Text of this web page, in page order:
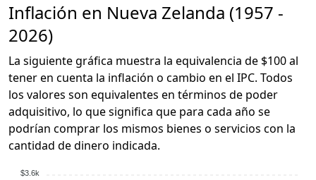
Inflación en Nueva Zelanda (1957 -
2026)
La siguiente gráfica muestra la equivalencia de $100 al
tener en cuenta la inflación o cambio en el IPC. Todos
los valores son equivalentes en términos de poder
adquisitivo, lo que significa que para cada año se
podrían comprar los mismos bienes o servicios con la
cantidad de dinero indicada.
$3.6k